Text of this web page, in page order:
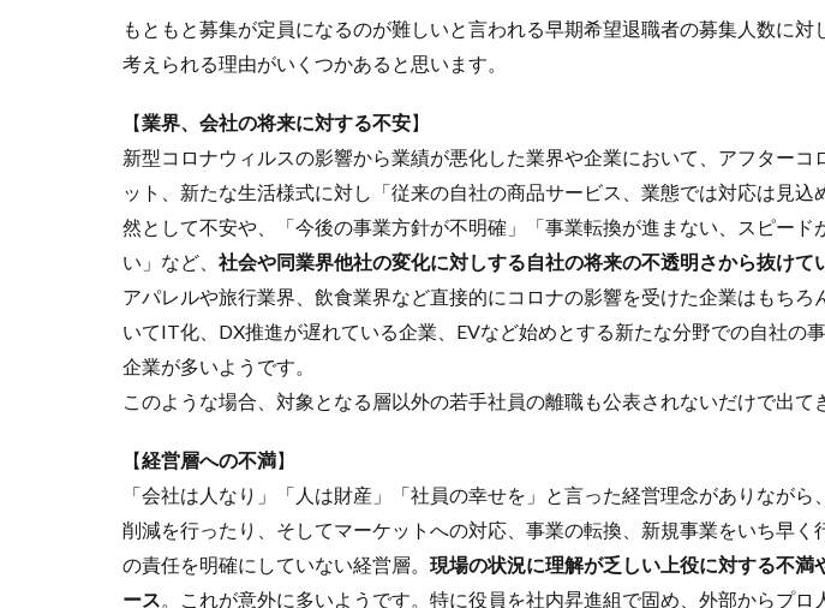
もともと募集が定員になるのが難しいと言われる早期希望退職者の募集人数に対
考えられる理由がいくつかあると思います。
【業界、会社の将来に対する不安】
新型コロナウィルスの影響から業績が悪化した業界や企業において、アフターコ
ット、新たな生活様式に対し「従来の自社の商品サービス、業態では対応は見込
然として不安や、「今後の事業方針が不明確」「事業転換が進まない、スピード
い」など、 社会や同業界他社の変化に対しする自社の将来の不透明さから抜けて
アパレルや旅行業界、飲食業界など直接的にコロナの影響を受けた企業はもちろ
いてIT化、DX推進が遅れている企業、EVなど始めとする新たな分野での自社の
企業が多いようです。
このような場合、対象となる層以外の若手社員の離職も公表されないだけで出て
【経営層への不満】
「会社は人なり」「人は財産」「社員の幸せを」と言った経営理念がありながら
削減を行ったり、そしてマーケットへの対応、事業の転換、新規事業をいち早く
の責任を明確にしていない経営層。 現場の状況に理解が乏しい上役に対する不満
ース。これが意外に多いようです。特に役員を社内昇進組で固め、外部からプロ